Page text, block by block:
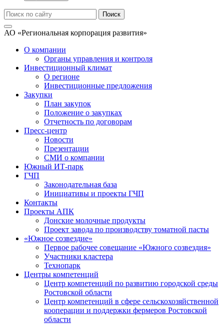
АО «Региональная корпорация развития»
О компании
Органы управления и контроля
Инвестиционный климат
О регионе
Инвестиционные предложения
Закупки
План закупок
Положение о закупках
Отчетность по договорам
Пресс-центр
Новости
Презентации
СМИ о компании
Южный ИТ-парк
ГЧП
Законодательная база
Инициативы и проекты ГЧП
Контакты
Проекты АПК
Донские молочные продукты
Проект завода по производству томатной пасты
«Южное созвездие»
Первое рабочее совещание «Южного созвездия»
Участники кластера
Технопарк
Центры компетенций
Центр компетенций по развитию городской среды
Ростовской области
Центр компетенций в сфере сельскохозяйственной
кооперации и поддержки фермеров Ростовской
области